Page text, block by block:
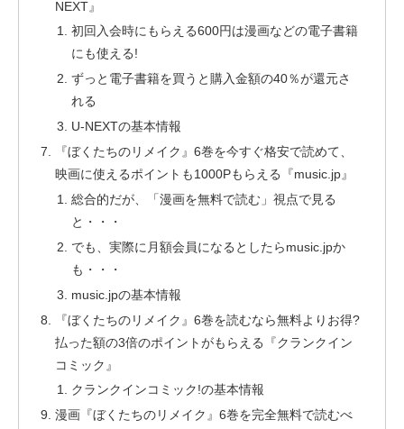
NEXT』
初回入会時にもらえる600円は漫画などの電子書籍
にも使える!
ずっと電子書籍を買うと購入金額の40％が還元さ
れる
U-NEXTの基本情報
『ぼくたちのリメイク』6巻を今すぐ格安で読めて、
映画に使えるポイントも1000Pもらえる『music.jp』
総合的だが、「漫画を無料で読む」視点で見る
と・・・
でも、実際に月額会員になるとしたらmusic.jpか
も・・・
music.jpの基本情報
『ぼくたちのリメイク』6巻を読むなら無料よりお得?
払った額の3倍のポイントがもらえる『クランクイン
コミック』
クランクインコミック!の基本情報
漫画『ぼくたちのリメイク』6巻を完全無料で読むべ